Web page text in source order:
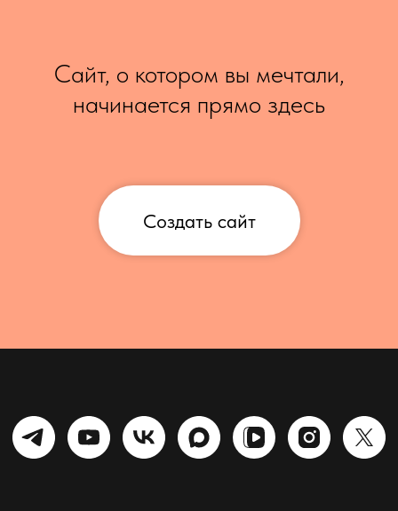
Сайт, о котором вы мечтали,
начинается прямо здесь
Создать сайт